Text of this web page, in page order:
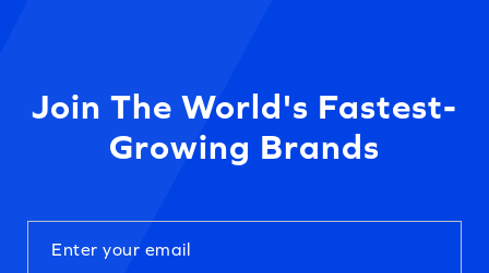
Join The World's Fastest-
Growing Brands